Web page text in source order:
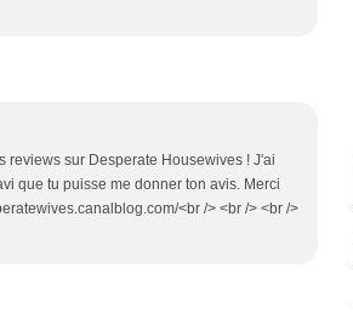
reviews sur Desperate Housewives ! J'ai
que tu puisse me donner ton avis. Merci
<br /> <br /> <br />